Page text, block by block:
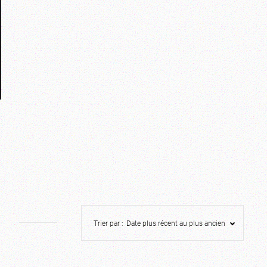
Trier par : Date plus récent au plus ancien